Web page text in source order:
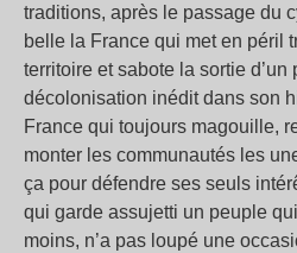
traditions, après le passage du
belle la France qui met en péril
territoire et sabote la sortie d’un
décolonisation inédit dans son
France qui toujours magouille,
monter les communautés les
ça pour défendre ses seuls
qui garde assujetti un peuple
moins, n’a pas loupé une